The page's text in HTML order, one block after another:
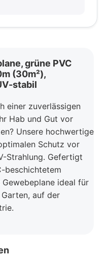
grüne PVC
(30m²),
stabil
einer zuverlässigen
Hab und Gut vor
Unsere hochwertige
Schutz vor
Strahlung. Gefertigt
beschichtetem
ideal für
auf der